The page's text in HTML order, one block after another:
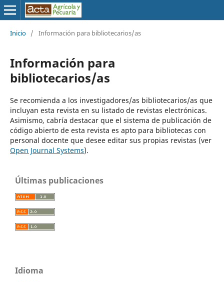
Inicio / Información para bibliotecarios/as
Información para
bibliotecarios/as
Se recomienda a los investigadores/as bibliotecarios/as que
incluyan esta revista en su listado de revistas electrónicas.
Asimismo, cabría destacar que el sistema de publicación de
código abierto de esta revista es apto para bibliotecas con
personal docente que desee editar sus propias revistas (ver
Open Journal Systems).
Últimas publicaciones
Idioma